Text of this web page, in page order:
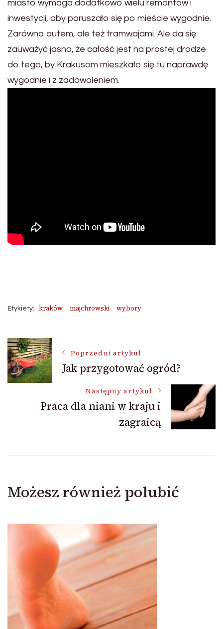
miasto wymaga dodatkowo wielu remontów i
inwestycji, aby poruszało się po mieście wygodnie.
Zarówno autem, ale też tramwajami. Ale da się
zauważyć jasno, że całość jest na prostej drodze
do tego, by Krakusom mieszkało się tu naprawdę
wygodnie i z zadowoleniem.
Etykiety: kraków majchrowski wybory
Nawigacja
wpisu
Poprzedni artykuł
Jak przygotować ogród?
Następny artykuł
Praca dla niani w kraju i
zagraicą
Możesz również polubić